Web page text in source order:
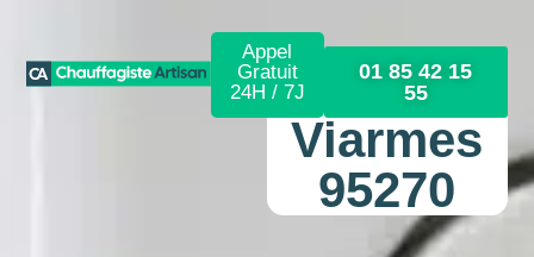
Appel
Gratuit
24H / 7J
01 85 42 15
55
Viarmes
95270